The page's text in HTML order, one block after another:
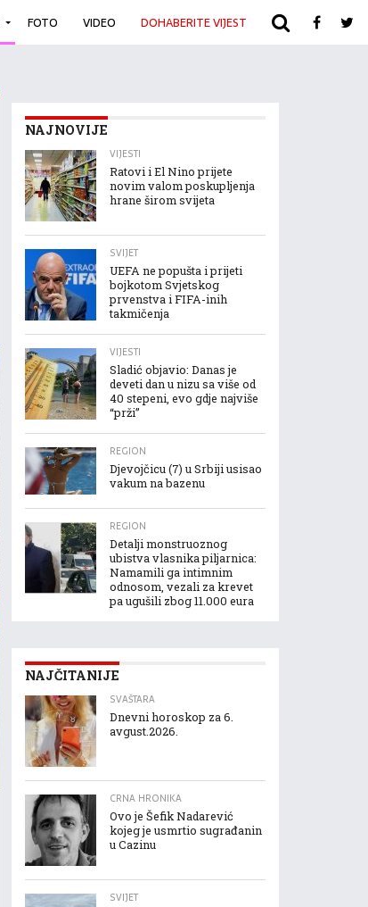
FOTO VIDEO DOHABERITE VIJEST ARHIVA
NAJNOVIJE
VIJESTI
Ratovi i El Nino prijete
novim valom poskupljenja
hrane širom svijeta
SVIJET
UEFA ne popušta i prijeti
bojkotom Svjetskog
prvenstva i FIFA-inih
takmičenja
VIJESTI
Sladić objavio: Danas je
deveti dan u nizu sa više od
40 stepeni, evo gdje najviše
“prži”
REGION
Djevojčicu (7) u Srbiji usisao
vakum na bazenu
REGION
Detalji monstruoznog
ubistva vlasnika piljarnica:
Namamili ga intimnim
odnosom, vezali za krevet
pa ugušili zbog 11.000 eura
NAJČITANIJE
SVAŠTARA
Dnevni horoskop za 6.
avgust.2026.
CRNA HRONIKA
Ovo je Šefik Nadarević
kojeg je usmrtio sugrađanin
u Cazinu
SVIJET